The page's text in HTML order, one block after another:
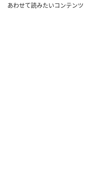
あわせて読みたいコンテンツ